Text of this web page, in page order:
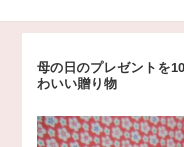
母の日のプレゼントを
わいい贈り物